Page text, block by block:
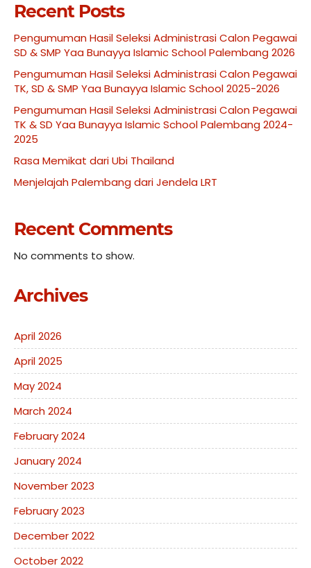
Recent Posts
Pengumuman Hasil Seleksi Administrasi Calon Pegawai
SD & SMP Yaa Bunayya Islamic School Palembang 2026
Pengumuman Hasil Seleksi Administrasi Calon Pegawai
TK, SD & SMP Yaa Bunayya Islamic School 2025-2026
Pengumuman Hasil Seleksi Administrasi Calon Pegawai
TK & SD Yaa Bunayya Islamic School Palembang 2024-
2025
Rasa Memikat dari Ubi Thailand
Menjelajah Palembang dari Jendela LRT
Recent Comments
No comments to show.
Archives
April 2026
April 2025
May 2024
March 2024
February 2024
January 2024
November 2023
February 2023
December 2022
October 2022